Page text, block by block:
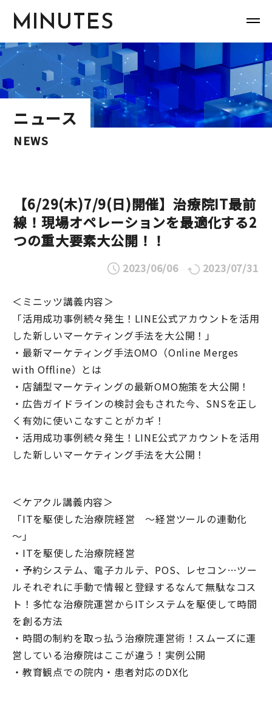
MINUTES
ニュース
NEWS
【6/29(木)7/9(日)開催】治療院IT最前
線！現場オペレーションを最適化する2
つの重大要素大公開！！
2023/06/06 2023/07/31
＜ミニッツ講義内容＞
「活用成功事例続々発生！LINE公式アカウントを活用
した新しいマーケティング手法を大公開！」
・最新マーケティング手法OMO（Online Merges
with Offline）とは
・店舗型マーケティングの最新OMO施策を大公開！
・広告ガイドラインの検討会もされた今、SNSを正し
く有効に使いこなすことがカギ！
・活用成功事例続々発生！LINE公式アカウントを活用
した新しいマーケティング手法を大公開！
＜ケアクル講義内容＞
「ITを駆使した治療院経営 ～経営ツールの連動化
～」
・ITを駆使した治療院経営
・予約システム、電子カルテ、POS、レセコン…ツー
ルそれぞれに手動で情報と登録するなんて無駄なコス
ト！多忙な治療院運営からITシステムを駆使して時間
を創る方法
・時間の制約を取っ払う治療院運営術！スムーズに運
営している治療院はここが違う！実例公開
・教育観点での院内・患者対応のDX化